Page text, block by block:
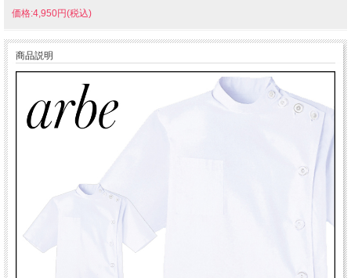
価格:4,950円(税込)
商品説明